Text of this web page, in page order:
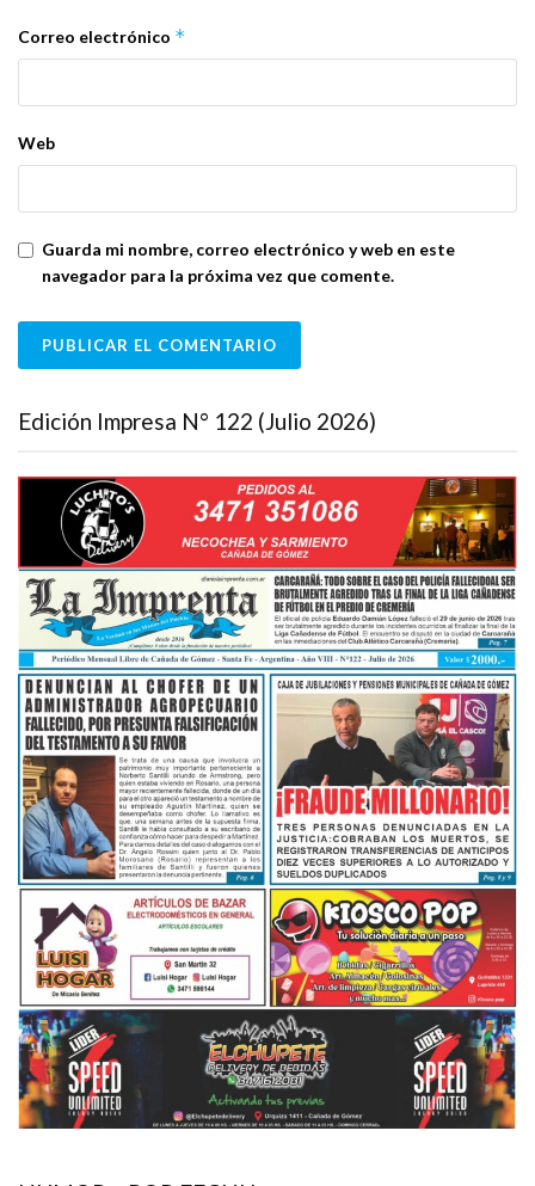
Correo electrónico *
Web
Guarda mi nombre, correo electrónico y web en este
navegador para la próxima vez que comente.
Edición Impresa N° 122 (Julio 2026)